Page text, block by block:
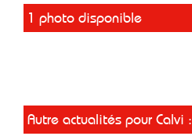
1 photo disponible
Autre actualités pour Calvi :